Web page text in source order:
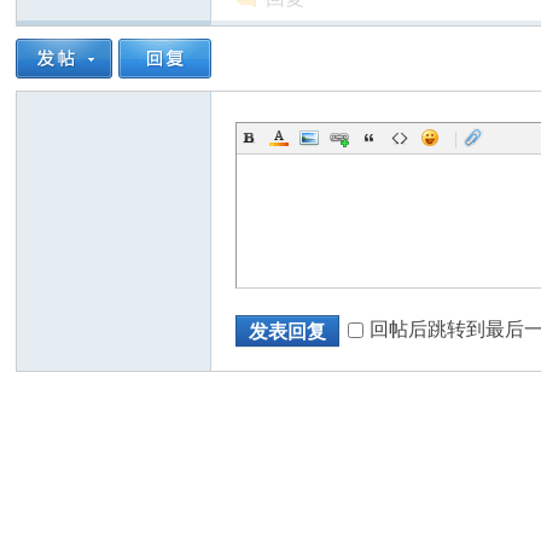
网
|
发表回复 回帖后跳转到最后